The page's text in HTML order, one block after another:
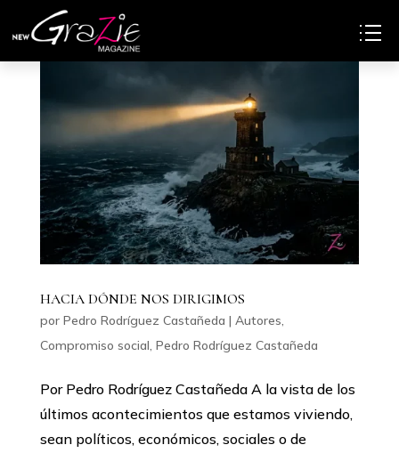
HACIA DÓNDE NOS DIRIGIMOS
por Pedro Rodríguez Castañeda | Autores,
Compromiso social, Pedro Rodríguez Castañeda
Por Pedro Rodríguez Castañeda A la vista de los
últimos acontecimientos que estamos viviendo,
sean políticos, económicos, sociales o de